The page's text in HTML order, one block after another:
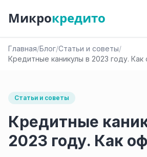
Микрокредито
Главная/Блог/Статьи и советы/
Кредитные каникулы в 2023 году. Как
Статьи и советы
Кредитные
2023 году. Как